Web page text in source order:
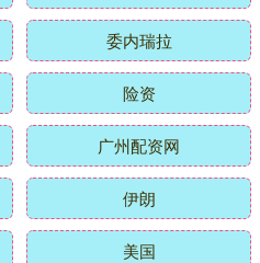
委内瑞拉
险资
广州配资网
伊朗
美国